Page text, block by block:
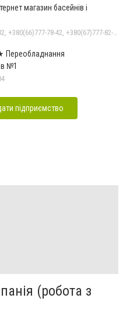
магазин басейнів і
Переобладнання
№1
підприємство
(робота з